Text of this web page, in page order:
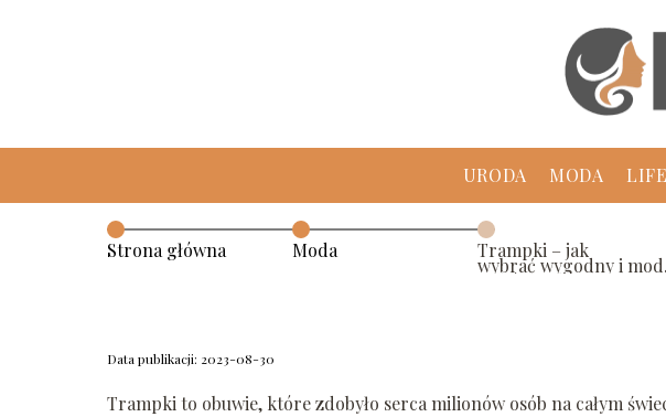
URODA MODA
Strona główna Moda Trampki – jak
wybrać wygodny i
wybór na każdą okazję?
Trampki – jak wybrać wygodny
każdą okazję?
Data publikacji: 2023-08-30
Trampki to obuwie, które zdobyło serca milionów osób na całym